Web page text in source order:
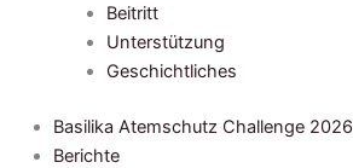
Beitritt
Unterstützung
Geschichtliches
Basilika Atemschutz Challenge 2026
Berichte